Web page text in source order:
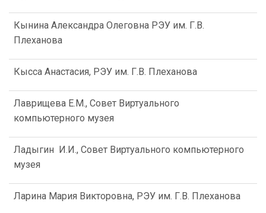
Кынина Александра Олеговна РЭУ им. Г.В.
Плеханова
Кысса Анастасия, РЭУ им. Г.В. Плеханова
Лаврищева Е.М., Совет Виртуального
компьютерного музея
Ладыгин И.И., Совет Виртуального компьютерного
музея
Ларина Мария Викторовна, РЭУ им. Г.В. Плеханова